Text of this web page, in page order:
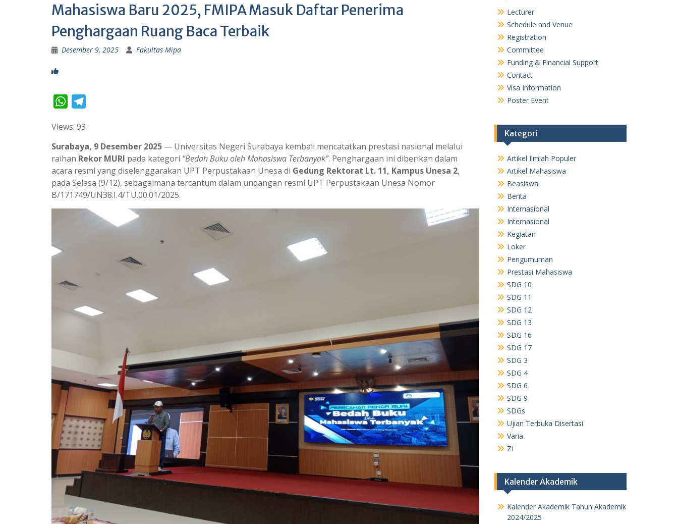
Mahasiswa Baru 2025, FMIPA Masuk Daftar Penerima
Penghargaan Ruang Baca Terbaik
Desember 9, 2025 Fakultas Mipa
W
a
t
s
A
p
p
e
g
r
a
m
Views: 93
Surabaya, 9 Desember 2025 — Universitas Negeri Surabaya kembali mencatatkan prestasi nasional melalui
raihan Rekor MURI pada kategori “Bedah Buku oleh Mahasiswa Terbanyak”. Penghargaan ini diberikan dalam
acara resmi yang diselenggarakan UPT Perpustakaan Unesa di Gedung Rektorat Lt. 11, Kampus Unesa 2,
pada Selasa (9/12), sebagaimana tercantum dalam undangan resmi UPT Perpustakaan Unesa Nomor
B/171749/UN38.I.4/TU.00.01/2025.
Lecturer
Schedule and Venue
Registration
Committee
Funding & Financial Support
Contact
Visa Information
Poster Event
Kategori
Artikel Ilmiah Populer
Artikel Mahasiswa
Beasiswa
Berita
Internasional
Internasional
Kegiatan
Loker
Pengumuman
Prestasi Mahasiswa
SDG 10
SDG 11
SDG 12
SDG 13
SDG 16
SDG 17
SDG 3
SDG 4
SDG 6
SDG 9
SDGs
Ujian Terbuka Disertasi
Varia
ZI
Kalender Akademik
Kalender Akademik Tahun Akademik
2024/2025